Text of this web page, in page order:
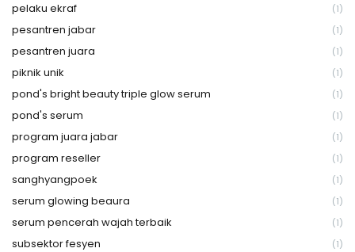
pelaku ekraf (1)
pesantren jabar (1)
pesantren juara (1)
piknik unik (1)
pond's bright beauty triple glow serum (1)
pond's serum (1)
program juara jabar (1)
program reseller (1)
sanghyangpoek (1)
serum glowing beaura (1)
serum pencerah wajah terbaik (1)
subsektor fesyen (1)